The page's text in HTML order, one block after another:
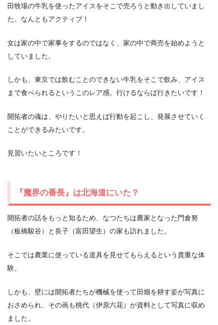
田牧場の牛乳を使ったアイスをそこで売ろうと動き出していまし
た。なんともアクティブ！
女は家の中で家事をするのではなく、家の中で商売を始めようと
していました。
しかも、東京では飲むことのできない牛乳をそこで飲み、アイス
まで食べられるというこのレア感。行けるならば行きたいです！
開拓者の魂は、やりたいと思えば行動を起こし、発展させていく
ことができるみたいです。
見習いたいところです！
『魔界の番長』は北海道にいた？
開拓者の話をもっと知るため、なつたちは農家となった門倉努
（板橋駿谷）と良子（富田望生）の家も訪れました。
そこでは農業に使っている道具を見せてもらえるという貴重な体
験。
しかも、壁には開拓者たちが機械を使って田畑を耕す姿が写真に
おさめられ、その画も桃代（伊原六花）が資料として写真に収め
ました。